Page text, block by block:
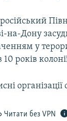
на-Дону
у
років
Читати без VPN